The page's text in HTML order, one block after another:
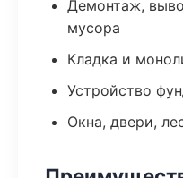
Демонтаж,
мусора
Кладка и
Устройство
Окна, двери,